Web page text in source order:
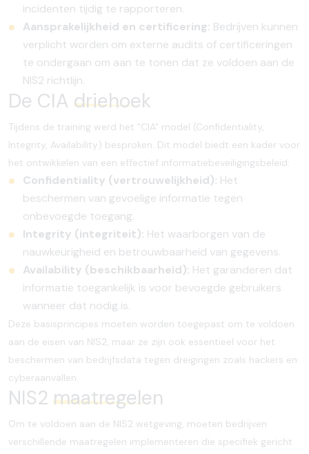
incidenten tijdig te rapporteren.
Aansprakelijkheid en certificering: Bedrijven kunnen
verplicht worden om externe audits of certificeringen
te ondergaan om aan te tonen dat ze voldoen aan de
NIS2 richtlijn.
De CIA driehoek
Tijdens de training werd het "CIA" model (Confidentiality,
Integrity, Availability) besproken. Dit model biedt een kader voor
het ontwikkelen van een effectief informatiebeveiligingsbeleid:
Confidentiality (vertrouwelijkheid): Het
beschermen van gevoelige informatie tegen
onbevoegde toegang.
Integrity (integriteit): Het waarborgen van de
nauwkeurigheid en betrouwbaarheid van gegevens.
Availability (beschikbaarheid): Het garanderen dat
informatie toegankelijk is voor bevoegde gebruikers
wanneer dat nodig is.
Deze basisprincipes moeten worden toegepast om te voldoen
aan de eisen van NIS2, maar ze zijn ook essentieel voor het
beschermen van bedrijfsdata tegen dreigingen zoals hackers en
cyberaanvallen.
NIS2 maatregelen
Om te voldoen aan de NIS2 wetgeving, moeten bedrijven
verschillende maatregelen implementeren die specifiek gericht